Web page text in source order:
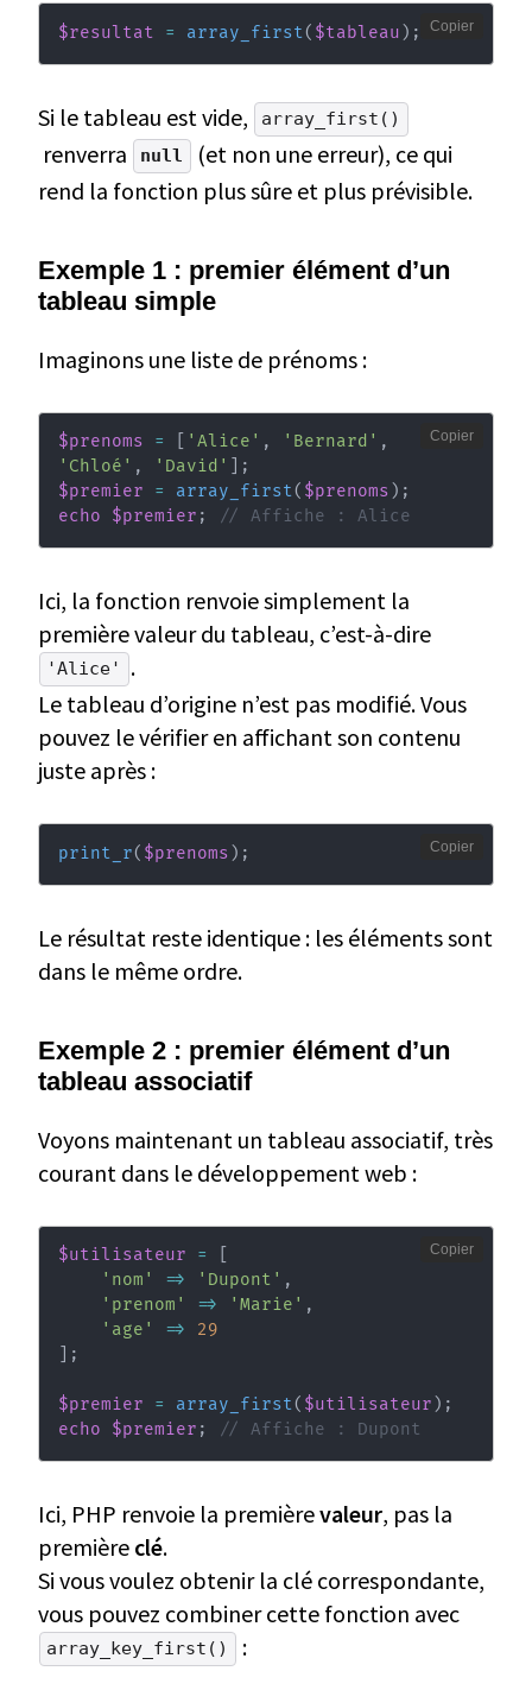
$resultat = array_first( $tableau ) ; Copier
Si le tableau est vide, array_first()
renverra null
(et non une erreur), ce qui
rend la fonction plus sûre et plus prévisible.
Exemple 1 : premier élément d’un
tableau simple
Imaginons une liste de prénoms :
$prenoms = 'Alice' , 'Bernard' ,
'Chloé' , 'David'
;
$premier
= array_first( $prenoms ) ;
echo
$premier ; // Affiche : Alice
Copier
Ici, la fonction renvoie simplement la
première valeur du tableau, c’est-à-dire
'Alice'
.
Le tableau d’origine n’est pas modifié. Vous
pouvez le vérifier en affichant son contenu
juste après :
print_r( $prenoms ) ; Copier
Le résultat reste identique : les éléments sont
dans le même ordre.
Exemple 2 : premier élément d’un
tableau associatif
Voyons maintenant un tableau associatif, très
courant dans le développement web :
$utilisateur =
'nom'
=> 'Dupont' ,
'prenom'
=> 'Marie' ,
'age'
=>
29
;
$premier = array_first( $utilisateur ) ;
echo
$premier ; // Affiche : Dupont
Copier
Ici, PHP renvoie la premièrevaleur, pas la
première clé.
Si vous voulez obtenir la clé correspondante,
vous pouvez combiner cette fonction avec
array_key_first() :